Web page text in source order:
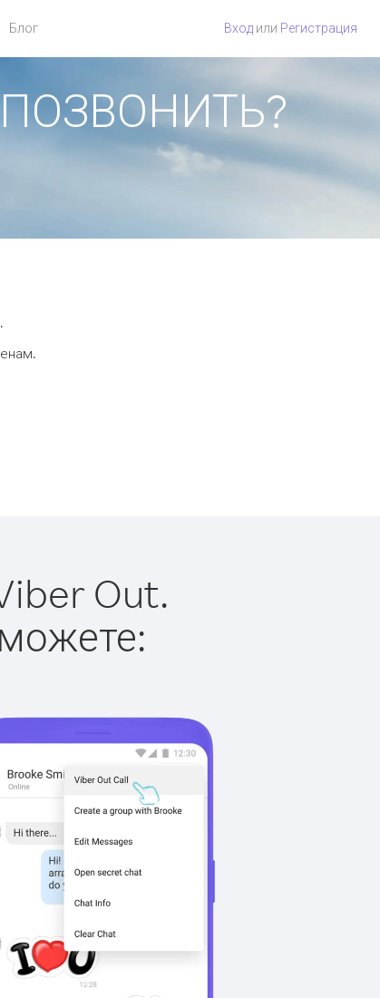
Блог Вход или Регистрация
ПОЗВОНИТЬ?
Out.